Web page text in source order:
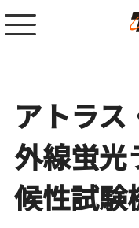
アトラス
外線蛍光
候性試験